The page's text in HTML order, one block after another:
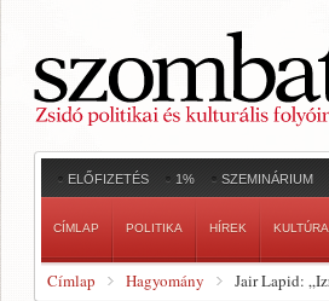
ELŐFIZETÉS 1% SZEMINÁRIUM
CÍMLAP POLITIKA HÍREK KULTÚRA
Címlap Hagyomány Jair Lapid: